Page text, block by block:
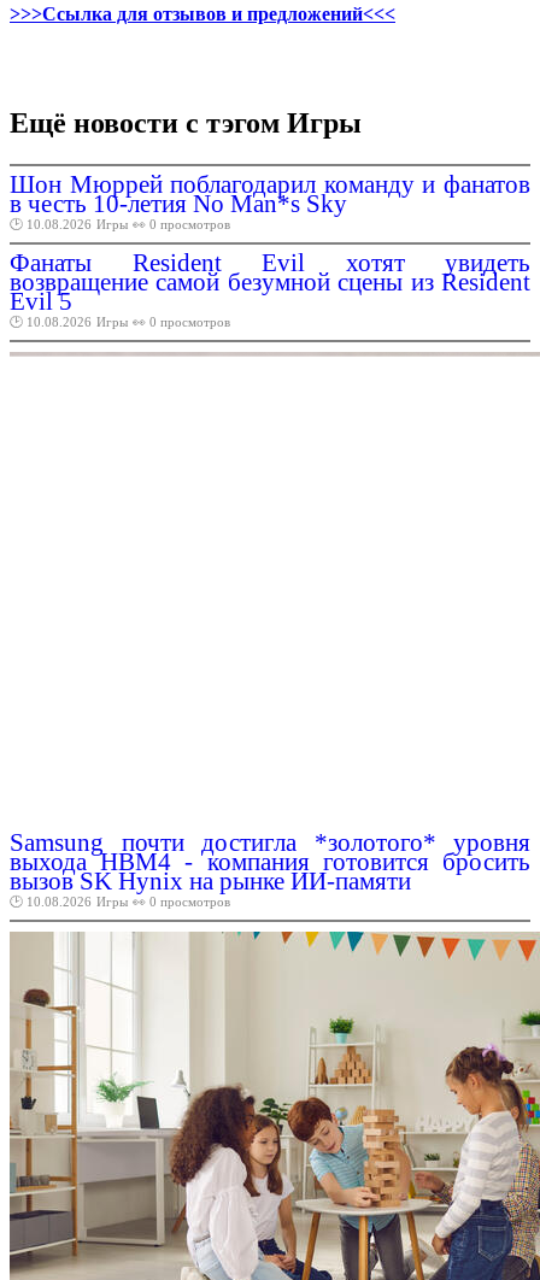
>>>Ссылка для отзывов и предложений<<<
Ещё новости с тэгом Игры
Шон Мюррей поблагодарил команду и фанатов
в честь 10-летия No Man*s Sky
🕑 10.08.2026 Игры 👀 0 просмотров
Фанаты Resident Evil хотят увидеть
возвращение самой безумной сцены из Resident
Evil 5
🕑 10.08.2026 Игры 👀 0 просмотров
Samsung почти достигла *золотого* уровня
выхода HBM4 - компания готовится бросить
вызов SK Hynix на рынке ИИ-памяти
🕑 10.08.2026 Игры 👀 0 просмотров